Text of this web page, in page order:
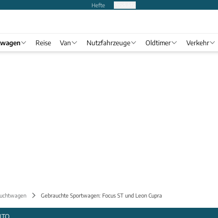
Hefte
Reise Van Nutzfahrzeuge Oldtimer Verkehr
Gebrauchte Sportwagen: Focus ST und Leon Cupra